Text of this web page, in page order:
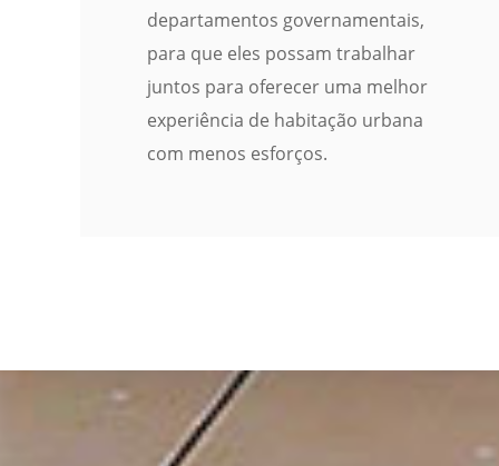
departamentos governamentais,
para que eles possam trabalhar
juntos para oferecer uma melhor
experiência de habitação urbana
com menos esforços.